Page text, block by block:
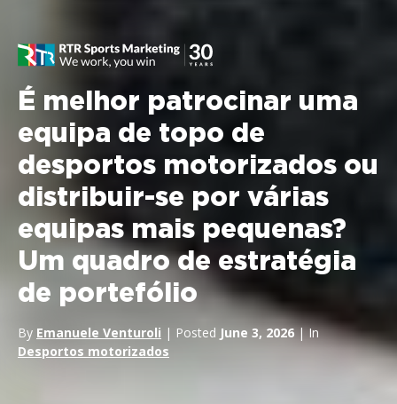
É melhor patrocinar uma
equipa de topo de
desportos motorizados ou
distribuir-se por várias
equipas mais pequenas?
Um quadro de estratégia
de portefólio
By Emanuele Venturoli | Posted June 3, 2026| In
Desportos motorizados